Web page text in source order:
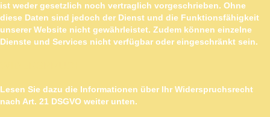
ist weder gesetzlich noch vertraglich vorgeschrieben. Ohne
diese Daten sind jedoch der Dienst und die Funktionsfähigkeit
unserer Website nicht gewährleistet. Zudem können einzelne
Dienste und Services nicht verfügbar oder eingeschränkt sein.
Lesen Sie dazu die Informationen über Ihr Widerspruchsrecht
nach Art. 21 DSGVO weiter unten.